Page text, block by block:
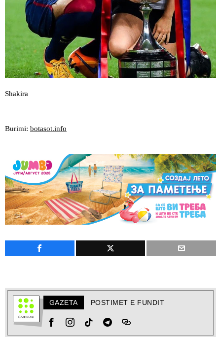
Shakira
Burimi: botasot.info
GAZETA POSTIMET E FUNDIT